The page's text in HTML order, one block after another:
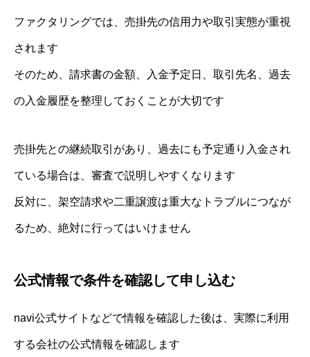
ファクタリングでは、売掛先の信用力や取引実態が重視
されます
そのため、請求書の金額、入金予定日、取引先名、過去
の入金履歴を整理しておくことが大切です
売掛先との継続取引があり、過去にも予定通り入金され
ている場合は、審査で説明しやすくなります
反対に、架空請求や二重譲渡は重大なトラブルにつなが
るため、絶対に行ってはいけません
公式情報で条件を確認して申し込む
navi公式サイトなどで情報を確認した後は、実際に利用
する会社の公式情報を確認します